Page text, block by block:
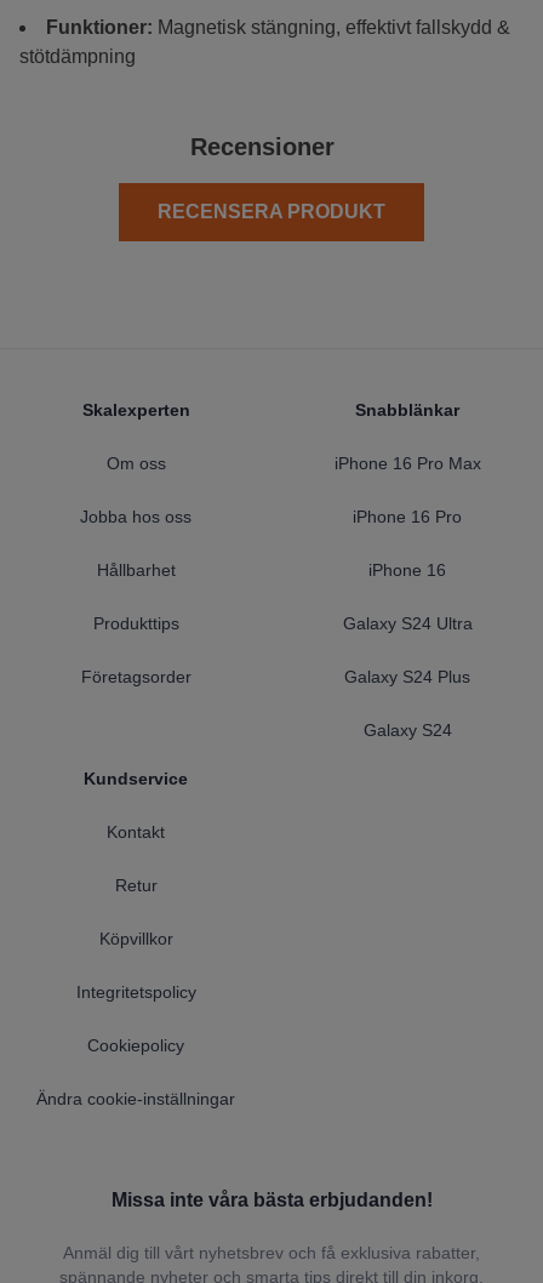
Funktioner: Magnetisk stängning, effektivt fallskydd &
stötdämpning
Recensioner
RECENSERA PRODUKT
Skalexperten
Om oss
Jobba hos oss
Hållbarhet
Produkttips
Företagsorder
Kundservice
Kontakt
Retur
Köpvillkor
Integritetspolicy
Cookiepolicy
Ändra cookie-inställningar
Snabblänkar
iPhone 16 Pro Max
iPhone 16 Pro
iPhone 16
Galaxy S24 Ultra
Galaxy S24 Plus
Galaxy S24
Missa inte våra bästa erbjudanden!
Anmäl dig till vårt nyhetsbrev och få exklusiva rabatter,
spännande nyheter och smarta tips direkt till din inkorg.